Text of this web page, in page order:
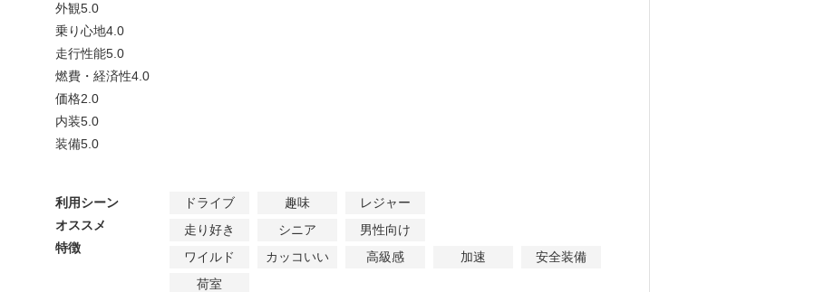
外観5.0
乗り心地4.0
走行性能5.0
燃費・経済性4.0
価格2.0
内装5.0
装備5.0
利用シーン ドライブ 趣味
レジャー
オススメ
走り好き シニア
男性向け
特徴
ワイルド カッコいい 高級感 加速
安全装備
荷室